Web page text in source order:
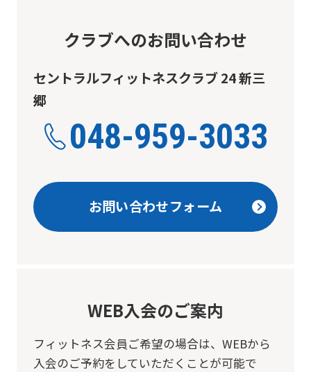
クラブへのお問い合わせ
セントラルフィットネスクラブ 24 新三
郷
048-959-3033
お問い合わせフォーム
WEB入会のご案内
フィットネス会員ご希望の場合は、 WEBから
入会のご予約をしていただくことが可能で
We
ask
that
understand
before
using
the